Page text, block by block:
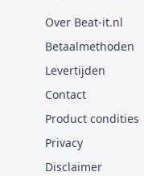
Over Beat-it.nl
Betaalmethoden
Levertijden
Contact
Product condities
Privacy
Disclaimer